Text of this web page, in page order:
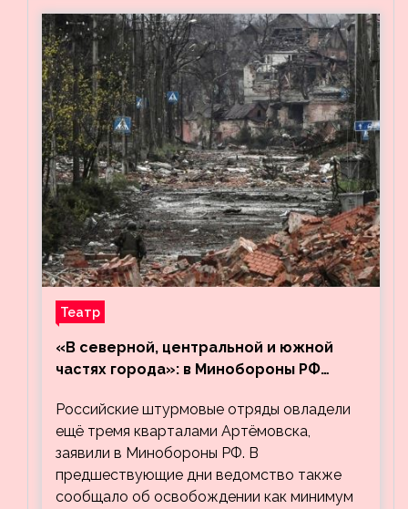
Театр
«В северной, центральной и южной
частях города»: в Минобороны РФ
кварталов Артёмовска
Российские штурмовые отряды овладели
ещё тремя кварталами Артёмовска,
заявили в Минобороны РФ. В
предшествующие дни ведомство также
сообщало об освобождении как минимум